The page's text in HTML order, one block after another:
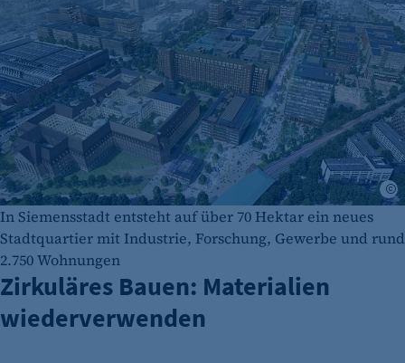
In Siemensstadt entsteht auf über 70 Hektar ein neues
Stadtquartier mit Industrie, Forschung, Gewerbe und rund
2.750 Wohnungen
Zirkuläres Bauen: Materialien
wiederverwenden